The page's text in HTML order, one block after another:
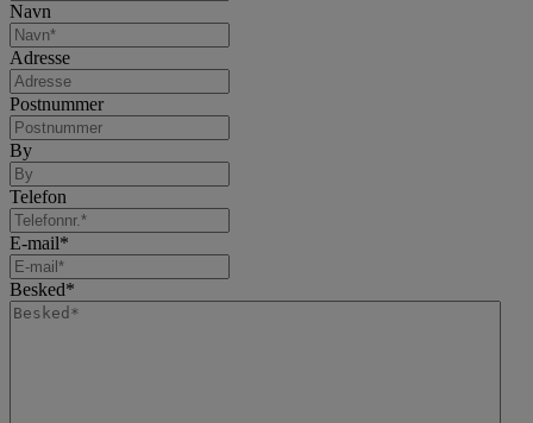
Navn
Adresse
Postnummer
By
Telefon
E-mail*
Besked*